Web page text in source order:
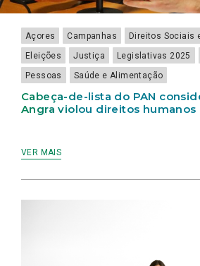
Açores Campanhas
Direitos Sociais
Eleições
Justiça Legislativas 2025
Pessoas
Saúde e Alimentação
Cabeça-de-lista do PAN
Angra violou direitos humanos
VER MAIS
HUMANOS
RECLUSO